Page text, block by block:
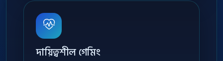
দায়িত্বশীল গেমিং